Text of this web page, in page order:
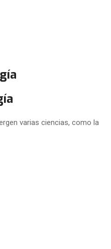
varias ciencias, como la